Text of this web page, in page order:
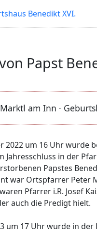
Papst
am Inn ·
2022 um 16 Uhr wurde
Jahresschluss in der
Papstes
war Ortspfarrer Peter
Pfarrer i.R. Josef
auch die Predigt hielt.
um 17 Uhr wurde in